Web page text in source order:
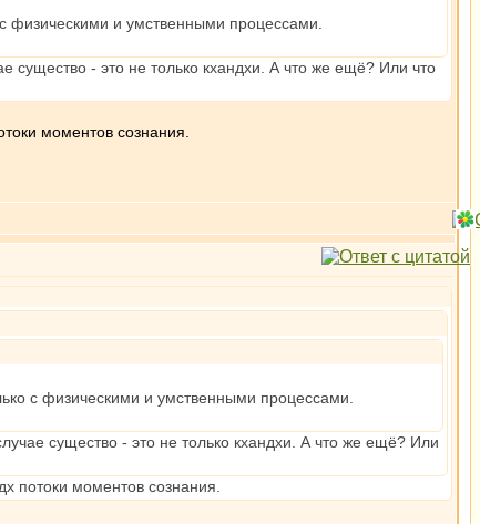
физическими и умственными процессами.
существо - это не только кхандхи. А что же ещё? Или что
моментов сознания.
с физическими и умственными процессами.
существо - это не только кхандхи. А что же ещё? Или
потоки моментов сознания.